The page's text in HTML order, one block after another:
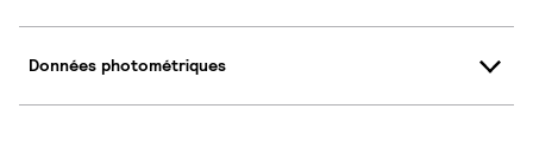
Données photométriques